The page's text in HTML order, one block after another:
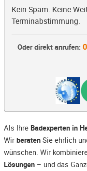
Kein Spam. Keine
Terminabstimmung.
Oder direkt anrufen:
Als Ihre Badexperten in
Wir beraten Sie ehrlich
wünschen. Wir
Lösungen – und das